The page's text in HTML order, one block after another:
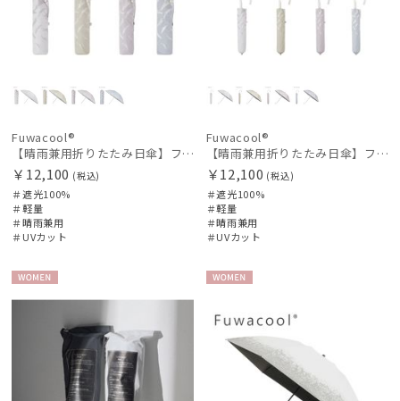
Fuwacool®
【晴雨兼用折りたたみ日傘】フワクール®ホワイト（Fuwacool® White）スパークルブラッシュ 遮光100 UV100
￥12,100 (税込)
＃遮光100%
＃軽量
＃晴雨兼用
＃UVカット
Fuwacool®
【晴雨兼用折りたたみ日傘】フワクール®ホワイト（Fuwacool® White）スパークルブラッシュ 遮光100 UV100 ハンドル付き
￥12,100 (税込)
＃遮光100%
＃軽量
＃晴雨兼用
＃UVカット
N